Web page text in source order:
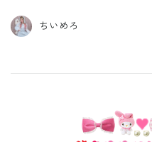
ちいめろ